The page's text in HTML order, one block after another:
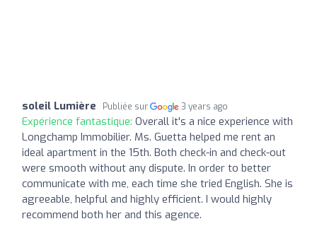
soleil Lumière Publiée sur 3 years ago
Expérience fantastique: Overall it's a nice experience with
Longchamp Immobilier. Ms. Guetta helped me rent an
ideal apartment in the 15th. Both check-in and check-out
were smooth without any dispute. In order to better
communicate with me, each time she tried English. She is
agreeable, helpful and highly efficient. I would highly
recommend both her and this agence.